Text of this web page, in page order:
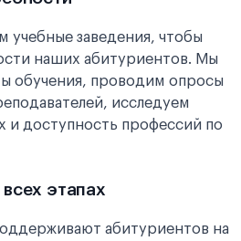
учебные заведения, чтобы
наших абитуриентов. Мы
обучения, проводим опросы
исследуем
и доступность профессий по
этапах
абитуриентов на